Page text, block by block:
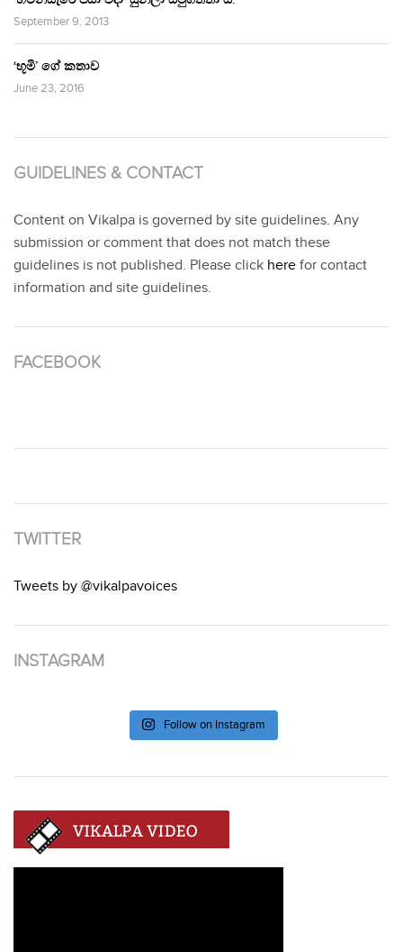
September 9, 2013
‘භූමි’ ගේ කතාව
June 23, 2016
GUIDELINES & CONTACT
Content on Vikalpa is governed by site guidelines. Any
submission or comment that does not match these
guidelines is not published. Please click here for contact
information and site guidelines.
FACEBOOK
TWITTER
Tweets by @vikalpavoices
INSTAGRAM
Follow on Instagram